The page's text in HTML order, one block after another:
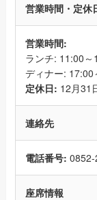
営業時間・定休
営業時間:
ランチ: 11:00～
ディナー: 17:00
定休日: 12月31
連絡先
電話番号:
座席情報